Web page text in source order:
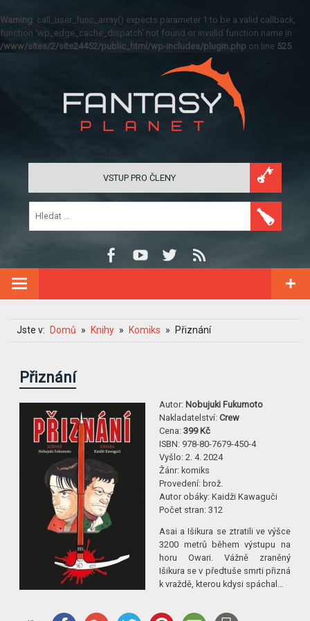
Warning: call_user_func_array() expects parameter 1 to be a valid callback,
function 'wp_edge_cache_dispatch' not found or invalid function name in
/www/sites/2/site24452/public_html/wp-includes/plugin.php on line 525
VSTUP PRO ČLENY
Jste v: Domů Knihy Komiks Přiznání
Přiznání
Autor:Nobujuki Fukumoto
Nakladatelství:Crew
Cena:399 Kč
ISBN: 978-80-7679-450-4
Vyšlo:2. 4. 2024
Žánr:komiks
Provedení:brož.
Autor obáky:Kaidži Kawaguči
Počet stran:312
Asai a Išikura se ztratili ve výšce
3200 metrů během výstupu na
horu Owari. Vážně zraněný
Išikura se v předtuše smrti přizná
k vraždě, kterou kdysi spáchal…